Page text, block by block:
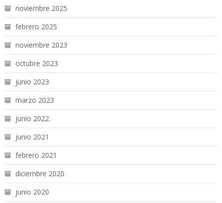
noviembre 2025
febrero 2025
noviembre 2023
octubre 2023
junio 2023
marzo 2023
junio 2022
junio 2021
febrero 2021
diciembre 2020
junio 2020